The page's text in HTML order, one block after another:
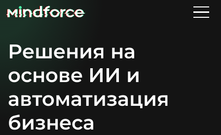
Решения на
основе ИИ и
автоматизация
бизнеса